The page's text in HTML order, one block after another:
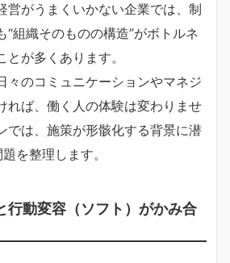
営がうまくいかない企業では、制
“組織そのものの構造”がボトルネ
が多くあります。
々のコミュニケーションやマネジ
れば、働く人の体験は変わりませ
では、施策が形骸化する背景に潜
を整理します。
行動変容（ソフト）がかみ合